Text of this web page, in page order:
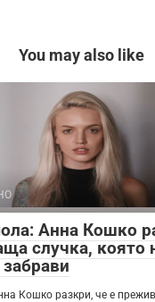
You may also like
Анна Кошко
случка, която
Кошко разкри, че е